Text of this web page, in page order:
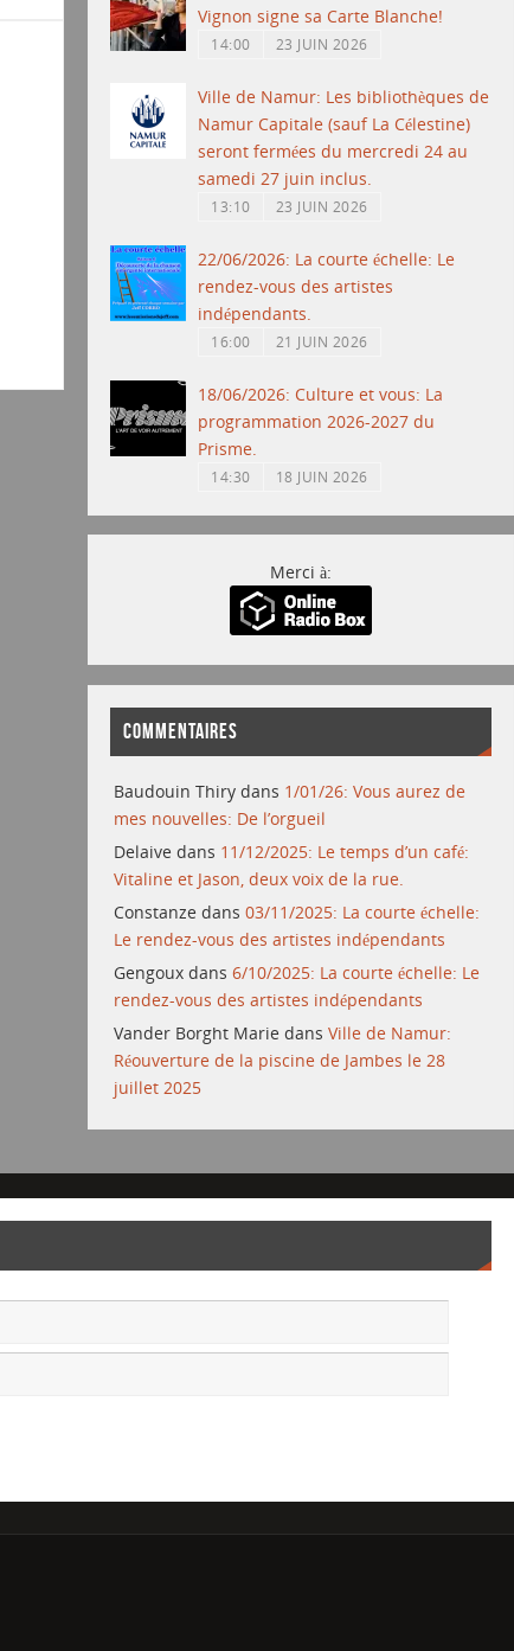
Vignon signe sa Carte Blanche!
14:00 23 JUIN 2026
Ville de Namur: Les bibliothèques de
Namur Capitale (sauf La Célestine)
seront fermées du mercredi 24 au
samedi 27 juin inclus.
13:10 23 JUIN 2026
22/06/2026: La courte échelle: Le
rendez-vous des artistes
indépendants.
16:00 21 JUIN 2026
18/06/2026: Culture et vous: La
programmation 2026-2027 du
Prisme.
14:30 18 JUIN 2026
Merci à:
COMMENTAIRES
Baudouin Thiry dans 1/01/26: Vous aurez de
mes nouvelles: De l’orgueil
Delaive dans 11/12/2025: Le temps d’un café:
Vitaline et Jason, deux voix de la rue.
Constanze dans03/11/2025: La courte échelle:
Le rendez-vous des artistes indépendants
Gengoux dans6/10/2025: La courte échelle: Le
rendez-vous des artistes indépendants
Vander Borght Marie dansVille de Namur:
Réouverture de la piscine de Jambes le 28
juillet 2025